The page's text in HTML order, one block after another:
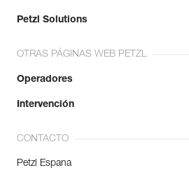
Petzl Solutions
OTRAS PÁGINAS WEB PETZL
Operadores
Intervención
CONTACTO
Petzl Espana